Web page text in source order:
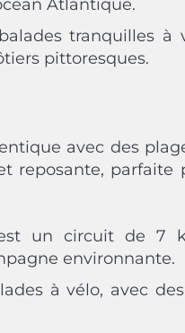
Atlantique.
tranquilles à
pittoresques.
avec des
reposante,
un circuit de 7
environnante.
à vélo, avec